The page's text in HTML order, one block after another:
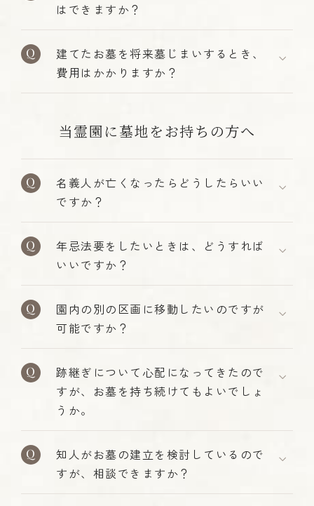
はできますか？
建てたお墓を将来墓じまいするとき、
費用はかかりますか？
当霊園に墓地をお持ちの方へ
名義人が亡くなったらどうしたらいい
ですか？
年忌法要をしたいときは、どうすれば
いいですか？
園内の別の区画に移動したいのですが
可能ですか？
跡継ぎについて心配になってきたので
すが、お墓を持ち続けてもよいでしょ
うか。
知人がお墓の建立を検討しているので
すが、相談できますか？